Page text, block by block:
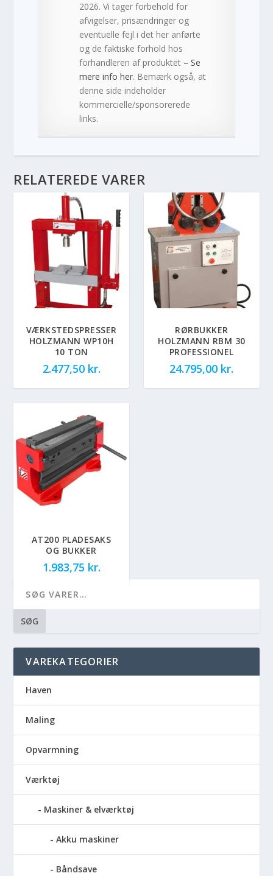
2026. Vi tager forbehold for
afvigelser, prisændringer og
eventuelle fejl i det her anførte
og de faktiske forhold hos
forhandleren af produktet –Se
mere info her. Bemærk også, at
denne side indeholder
kommercielle/sponsorerede
links.
RELATEREDE VARER
VÆRKSTEDSPRESSER
HOLZMANN WP10H
10 TON
2.477,50 kr.
RØRBUKKER
HOLZMANN RBM 30
PROFESSIONEL
24.795,00 kr.
AT200 PLADESAKS
OG BUKKER
1.983,75 kr.
SØG
VAREKATEGORIER
Haven
Maling
Opvarmning
Værktøj
Maskiner & elværktøj
Akku maskiner
Båndsave